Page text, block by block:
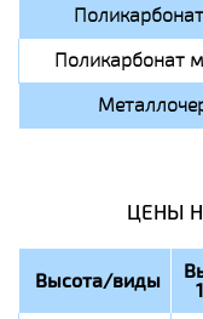
Поликарбонат
ЦЕНЫ
Высота/виды